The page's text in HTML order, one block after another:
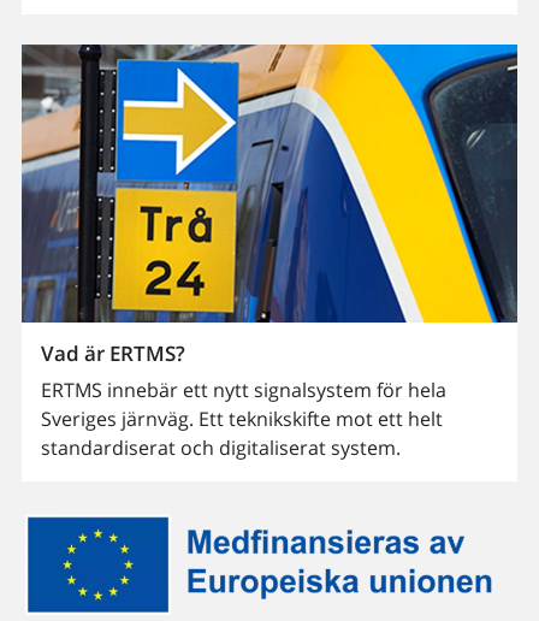
Vad är ERTMS?
ERTMS innebär ett nytt signalsystem för hela
Sveriges järnväg. Ett teknikskifte mot ett helt
standardiserat och digitaliserat system.